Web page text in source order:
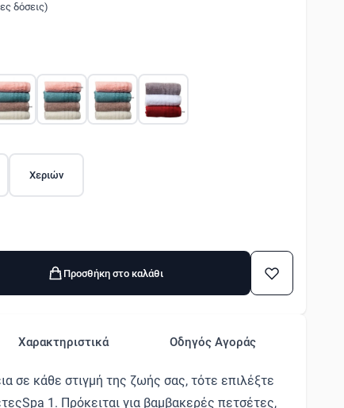
δόσεις)
Χεριών
Προσθήκη στο καλάθι
Χαρακτηριστικά Οδηγός Αγοράς
σε κάθε στιγμή της ζωής σας, τότε επιλέξτε
1. Πρόκειται για βαμβακερές πετσέτες,